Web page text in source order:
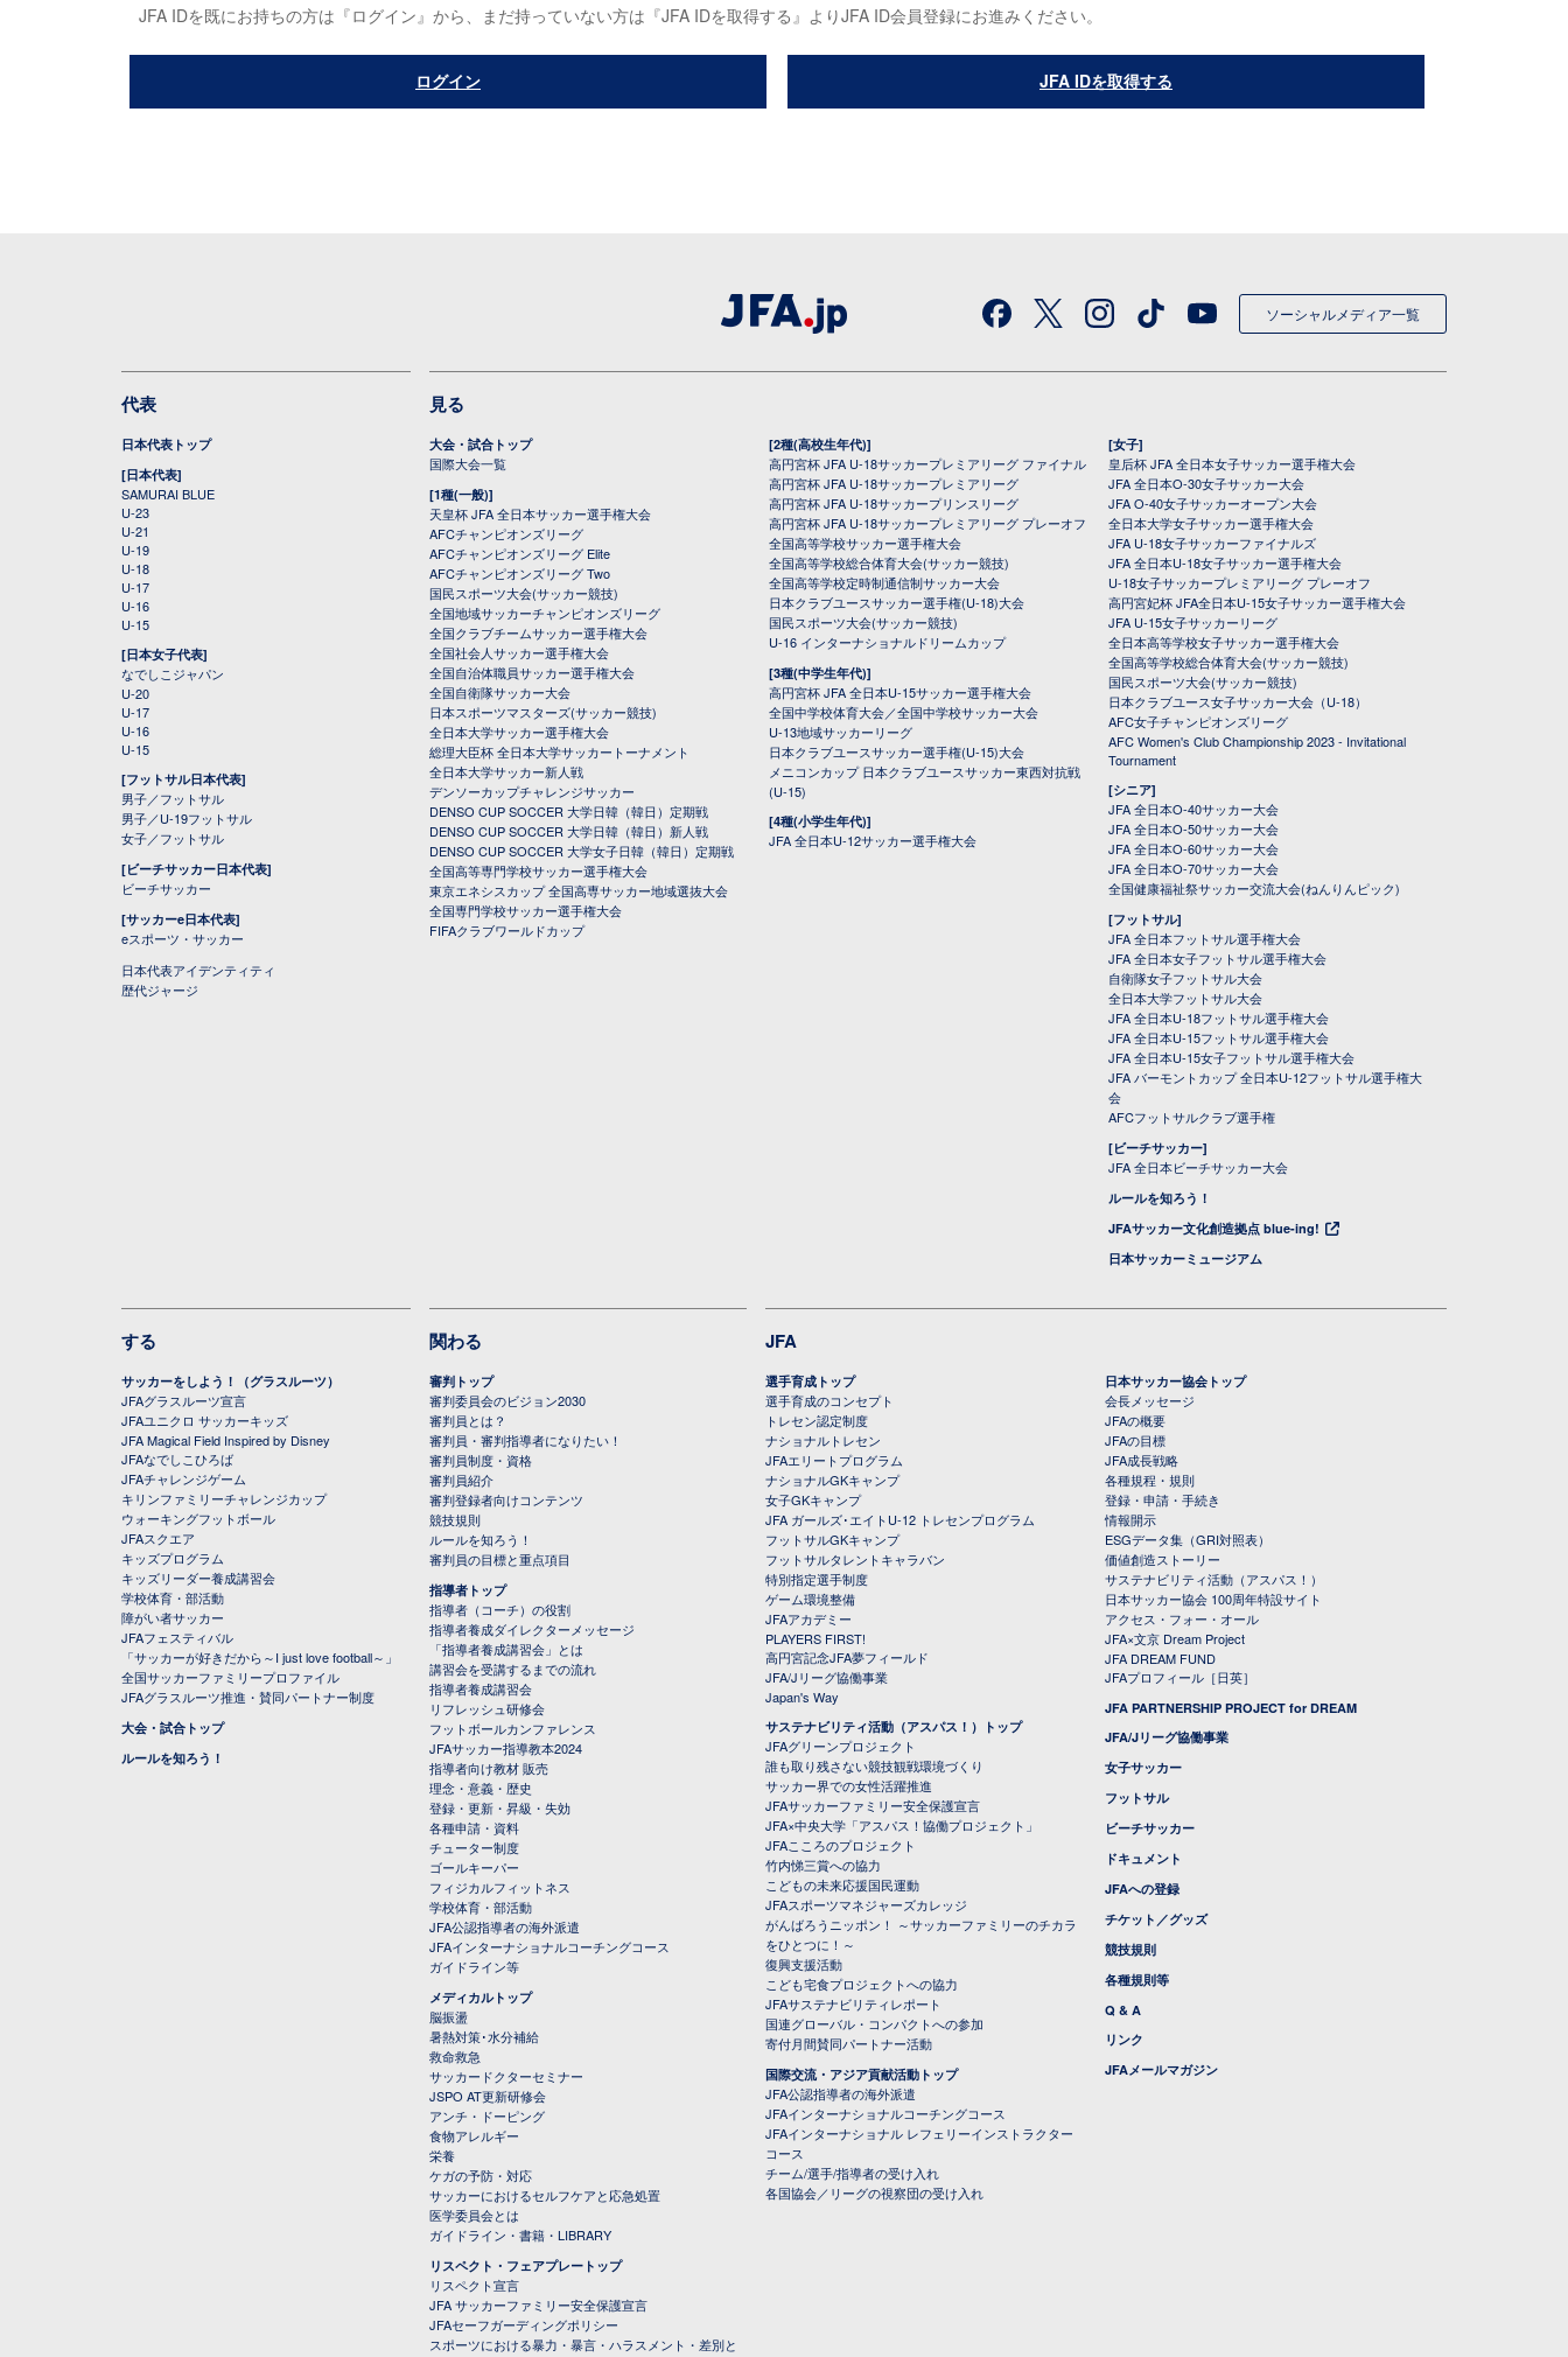
JFA IDを既にお持ちの方は『ログイン』から、まだ持っていない方は『JFA IDを取得する』よりJFA ID会員登録にお進みください。
ログイン JFA IDを取得する
ソーシャルメディア一覧
代表
日本代表トップ
[日本代表]
SAMURAI BLUE
U-23
U-21
U-19
U-18
U-17
U-16
U-15
[日本女子代表]
なでしこジャパン
U-20
U-17
U-16
U-15
[フットサル日本代表]
男子／フットサル
男子／U-19フットサル
女子／フットサル
[ビーチサッカー日本代表]
ビーチサッカー
[サッカーe日本代表]
eスポーツ・サッカー
日本代表アイデンティティ
歴代ジャージ
見る
大会・試合トップ
国際大会一覧
[1種(一般)]
天皇杯 JFA 全日本サッカー選手権大会
AFCチャンピオンズリーグ
AFCチャンピオンズリーグ Elite
AFCチャンピオンズリーグ Two
国民スポーツ大会(サッカー競技)
全国地域サッカーチャンピオンズリーグ
全国クラブチームサッカー選手権大会
全国社会人サッカー選手権大会
全国自治体職員サッカー選手権大会
全国自衛隊サッカー大会
日本スポーツマスターズ(サッカー競技)
全日本大学サッカー選手権大会
総理大臣杯 全日本大学サッカートーナメント
全日本大学サッカー新人戦
デンソーカップチャレンジサッカー
DENSO CUP SOCCER 大学日韓（韓日）定期戦
DENSO CUP SOCCER 大学日韓（韓日）新人戦
DENSO CUP SOCCER 大学女子日韓（韓日）定期戦
全国高等専門学校サッカー選手権大会
東京エネシスカップ 全国高専サッカー地域選抜大会
全国専門学校サッカー選手権大会
FIFAクラブワールドカップ
[2種(高校生年代)]
高円宮杯 JFA U-18サッカープレミアリーグ ファイナル
高円宮杯 JFA U-18サッカープレミアリーグ
高円宮杯 JFA U-18サッカープリンスリーグ
高円宮杯 JFA U-18サッカープレミアリーグ プレーオフ
全国高等学校サッカー選手権大会
全国高等学校総合体育大会(サッカー競技)
全国高等学校定時制通信制サッカー大会
日本クラブユースサッカー選手権(U-18)大会
国民スポーツ大会(サッカー競技)
U-16 インターナショナルドリームカップ
[3種(中学生年代)]
高円宮杯 JFA 全日本U-15サッカー選手権大会
全国中学校体育大会／全国中学校サッカー大会
U-13地域サッカーリーグ
日本クラブユースサッカー選手権(U-15)大会
メニコンカップ 日本クラブユースサッカー東西対抗戦
(U-15)
[4種(小学生年代)]
JFA 全日本U-12サッカー選手権大会
[女子]
皇后杯 JFA 全日本女子サッカー選手権大会
JFA 全日本O-30女子サッカー大会
JFA O-40女子サッカーオープン大会
全日本大学女子サッカー選手権大会
JFA U-18女子サッカーファイナルズ
JFA 全日本U-18女子サッカー選手権大会
U-18女子サッカープレミアリーグ プレーオフ
高円宮妃杯 JFA全日本U-15女子サッカー選手権大会
JFA U-15女子サッカーリーグ
全日本高等学校女子サッカー選手権大会
全国高等学校総合体育大会(サッカー競技)
国民スポーツ大会(サッカー競技)
日本クラブユース女子サッカー大会（U-18）
AFC女子チャンピオンズリーグ
AFC Women's Club Championship 2023 - Invitational
Tournament
[シニア]
JFA 全日本O-40サッカー大会
JFA 全日本O-50サッカー大会
JFA 全日本O-60サッカー大会
JFA 全日本O-70サッカー大会
全国健康福祉祭サッカー交流大会(ねんりんピック)
[フットサル]
JFA 全日本フットサル選手権大会
JFA 全日本女子フットサル選手権大会
自衛隊女子フットサル大会
全日本大学フットサル大会
JFA 全日本U-18フットサル選手権大会
JFA 全日本U-15フットサル選手権大会
JFA 全日本U-15女子フットサル選手権大会
JFA バーモントカップ 全日本U-12フットサル選手権大
会
AFCフットサルクラブ選手権
[ビーチサッカー]
JFA 全日本ビーチサッカー大会
ルールを知ろう！
JFAサッカー文化創造拠点 blue-ing!
日本サッカーミュージアム
する
サッカーをしよう！（グラスルーツ）
JFAグラスルーツ宣言
JFAユニクロ サッカーキッズ
JFA Magical Field Inspired by Disney
JFAなでしこひろば
JFAチャレンジゲーム
キリンファミリーチャレンジカップ
ウォーキングフットボール
JFAスクエア
キッズプログラム
キッズリーダー養成講習会
学校体育・部活動
障がい者サッカー
JFAフェスティバル
「サッカーが好きだから～I just love football～」
全国サッカーファミリープロファイル
JFAグラスルーツ推進・賛同パートナー制度
大会・試合トップ
ルールを知ろう！
関わる
審判トップ
審判委員会のビジョン2030
審判員とは？
審判員・審判指導者になりたい！
審判員制度・資格
審判員紹介
審判登録者向けコンテンツ
競技規則
ルールを知ろう！
審判員の目標と重点項目
指導者トップ
指導者（コーチ）の役割
指導者養成ダイレクターメッセージ
「指導者養成講習会」とは
講習会を受講するまでの流れ
指導者養成講習会
リフレッシュ研修会
フットボールカンファレンス
JFAサッカー指導教本2024
指導者向け教材 販売
理念・意義・歴史
登録・更新・昇級・失効
各種申請・資料
チューター制度
ゴールキーパー
フィジカルフィットネス
学校体育・部活動
JFA公認指導者の海外派遣
JFAインターナショナルコーチングコース
ガイドライン等
メディカルトップ
脳振盪
暑熱対策･水分補給
救命救急
サッカードクターセミナー
JSPO AT更新研修会
アンチ・ドーピング
食物アレルギー
栄養
ケガの予防・対応
サッカーにおけるセルフケアと応急処置
医学委員会とは
ガイドライン・書籍・LIBRARY
リスペクト・フェアプレートップ
リスペクト宣言
JFA サッカーファミリー安全保護宣言
JFAセーフガーディングポリシー
スポーツにおける暴力・暴言・ハラスメント・差別と
JFA
選手育成トップ
選手育成のコンセプト
トレセン認定制度
ナショナルトレセン
JFAエリートプログラム
ナショナルGKキャンプ
女子GKキャンプ
JFA ガールズ･エイトU-12 トレセンプログラム
フットサルGKキャンプ
フットサルタレントキャラバン
特別指定選手制度
ゲーム環境整備
JFAアカデミー
PLAYERS FIRST!
高円宮記念JFA夢フィールド
JFA/Jリーグ協働事業
Japan's Way
サステナビリティ活動（アスパス！）トップ
JFAグリーンプロジェクト
誰も取り残さない競技観戦環境づくり
サッカー界での女性活躍推進
JFAサッカーファミリー安全保護宣言
JFA×中央大学「アスパス！協働プロジェクト」
JFAこころのプロジェクト
竹内悌三賞への協力
こどもの未来応援国民運動
JFAスポーツマネジャーズカレッジ
がんばろうニッポン！ ～サッカーファミリーのチカラ
をひとつに！～
復興支援活動
こども宅食プロジェクトへの協力
JFAサステナビリティレポート
国連グローバル・コンパクトへの参加
寄付月間賛同パートナー活動
国際交流・アジア貢献活動トップ
JFA公認指導者の海外派遣
JFAインターナショナルコーチングコース
JFAインターナショナル レフェリーインストラクター
コース
チーム/選手/指導者の受け入れ
各国協会／リーグの視察団の受け入れ
日本サッカー協会トップ
会長メッセージ
JFAの概要
JFAの目標
JFA成長戦略
各種規程・規則
登録・申請・手続き
情報開示
ESGデータ集（GRI対照表）
価値創造ストーリー
サステナビリティ活動（アスパス！）
日本サッカー協会 100周年特設サイト
アクセス・フォー・オール
JFA×文京 Dream Project
JFA DREAM FUND
JFAプロフィール［日英］
JFA PARTNERSHIP PROJECT for DREAM
JFA/Jリーグ協働事業
女子サッカー
フットサル
ビーチサッカー
ドキュメント
JFAへの登録
チケット／グッズ
競技規則
各種規則等
Q & A
リンク
JFAメールマガジン